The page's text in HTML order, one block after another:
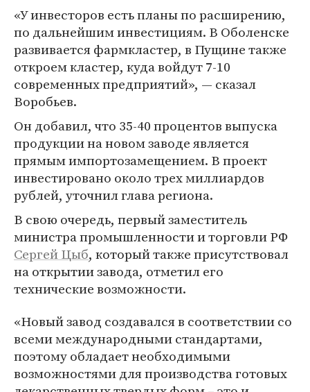
«У инвесторов есть планы по расширению,
по дальнейшим инвестициям. В Оболенске
развивается фармкластер, в Пущине также
откроем кластер, куда войдут 7-10
современных предприятий», — сказал
Воробьев.
Он добавил, что 35-40 процентов выпуска
продукции на новом заводе является
прямым импортозамещением. В проект
инвестировано около трех миллиардов
рублей, уточнил глава региона.
В свою очередь, первый заместитель
министра промышленности и торговли РФ
Сергей Цыб, который также присутствовал
на открытии завода, отметил его
технические возможности.
«Новый завод создавался в соответствии со
всеми международными стандартами,
поэтому обладает необходимыми
возможностями для производства готовых